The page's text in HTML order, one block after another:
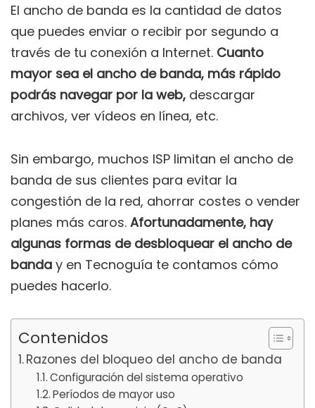
El ancho de banda es la cantidad de datos
que puedes enviar o recibir por segundo a
través de tu conexión a Internet. Cuanto
mayor sea el ancho de banda, más rápido
podrás navegar por la web, descargar
archivos, ver vídeos en línea, etc.
Sin embargo, muchos ISP limitan el ancho de
banda de sus clientes para evitar la
congestión de la red, ahorrar costes o vender
planes más caros. Afortunadamente, hay
algunas formas de desbloquear el ancho de
banda y en Tecnoguía te contamos cómo
puedes hacerlo.
Contenidos
Razones del bloqueo del ancho de banda
Configuración del sistema operativo
Períodos de mayor uso